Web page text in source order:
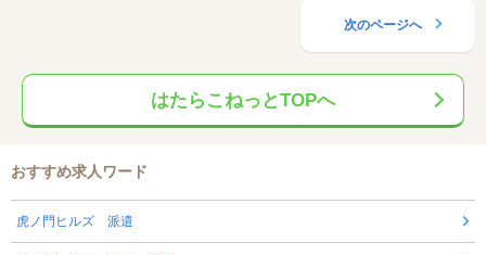
次のページへ
はたらこねっとTOPへ
おすすめ求人ワード
虎ノ門ヒルズ 派遣